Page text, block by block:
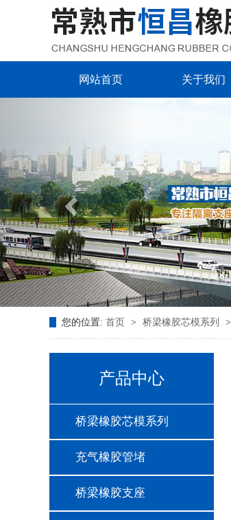
网站首页 关于我们
您的位置: 首页 > 桥梁橡胶芯模系列 >
产品中心
桥梁橡胶芯模系列
充气橡胶管堵
桥梁橡胶支座